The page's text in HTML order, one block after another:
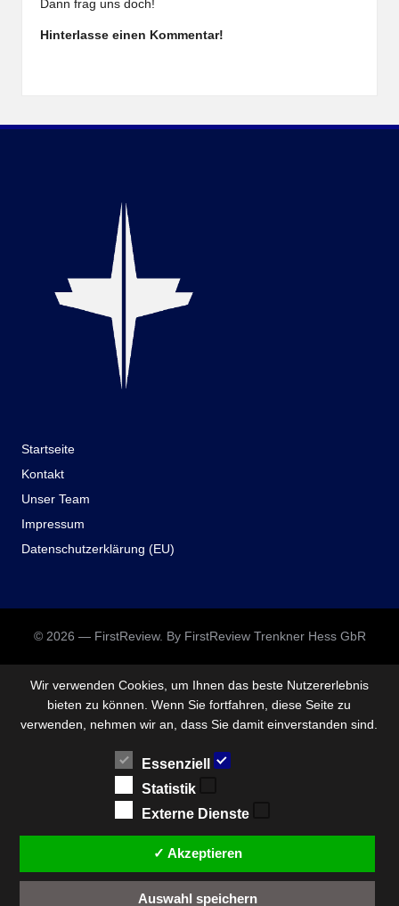
Dann frag uns doch!
Hinterlasse einen Kommentar!
Startseite
Kontakt
Unser Team
Impressum
Datenschutzerklärung (EU)
© 2026 — FirstReview. By FirstReview Trenkner Hess GbR
Wir verwenden Cookies, um Ihnen das beste Nutzererlebnis
bieten zu können. Wenn Sie fortfahren, diese Seite zu
verwenden, nehmen wir an, dass Sie damit einverstanden sind.
Essenziell
Statistik
Externe Dienste
✓ Akzeptieren
Auswahl speichern